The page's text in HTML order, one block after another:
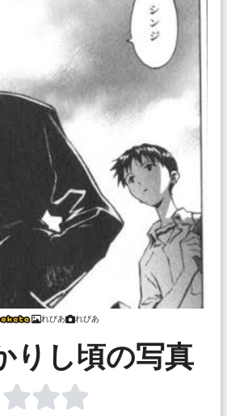
れびあ れびあ
りし頃の写真